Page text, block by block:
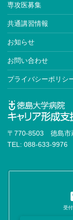
専攻医募集
共通講習情報
お知らせ
お問い合わせ
プライバシーポリシ
〒770-8503 徳島市
TEL: 088-633-9976
受